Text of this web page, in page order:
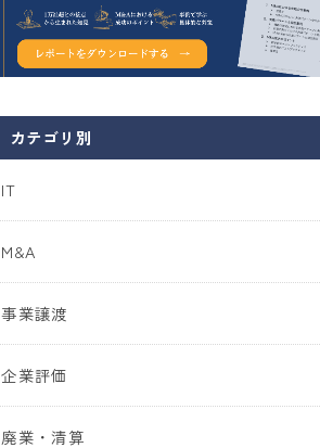
カテゴリ別
IT
M&A
事業譲渡
企業評価
廃業・清算